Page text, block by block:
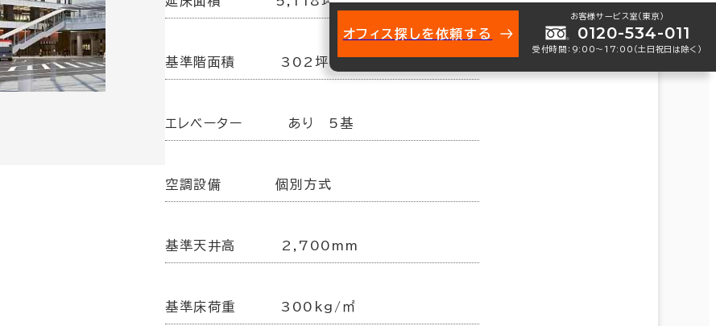
基準階面積 302坪
エレベーター あり 5基
空調設備 個別方式
基準天井高 2,700mm
基準床荷重 300kg/㎡
オフィス探しを依頼する
お客様サービス室（東京）
0120-534-011
受付時間：9:00〜17:00（土日祝日は除く）